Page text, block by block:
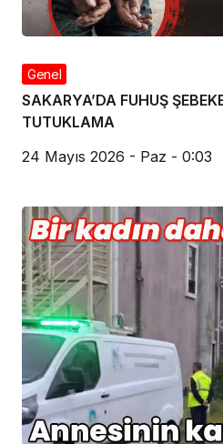
Genel
SAKARYA’DA FUHUŞ
TUTUKLAMA
24 Mayıs 2026 - Paz - 0:03